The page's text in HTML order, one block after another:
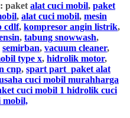
paket alat cuci mobil, paket
, alat cuci mobil, mesin
cdlf, kompresor angin listrik,
, tabung snowwash,
semirban, vacuum cleaner,
type x, hidrolik motor,
cnp, spart part paket alat
cuci mobil murahharga
cuci mobil 1 hidrolik cuci
mobil,